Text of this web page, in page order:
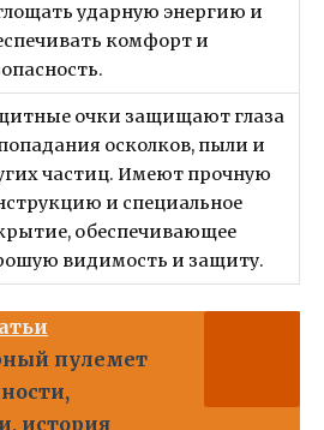
ударную энергию и
комфорт и
очки защищают глаза
осколков, пыли и
частиц. Имеют прочную
и специальное
обеспечивающее
видимость и защиту.
пулемет
история